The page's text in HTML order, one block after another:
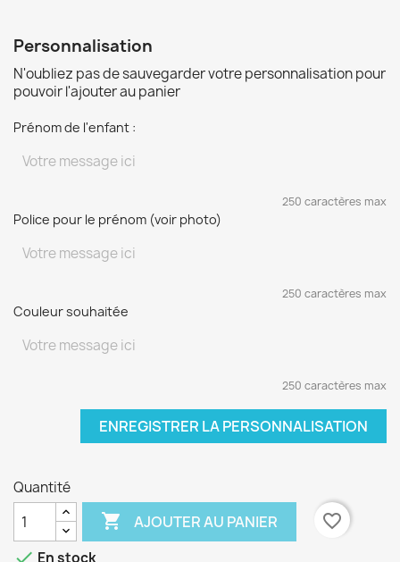
Personnalisation
N'oubliez pas de sauvegarder votre personnalisation pour
pouvoir l'ajouter au panier
Prénom de l'enfant :
250 caractères max
Police pour le prénom (voir photo)
250 caractères max
Couleur souhaitée
250 caractères max
ENREGISTRER LA PERSONNALISATION
Quantité
 AJOUTER AU PANIER
favorite_border
 En stock